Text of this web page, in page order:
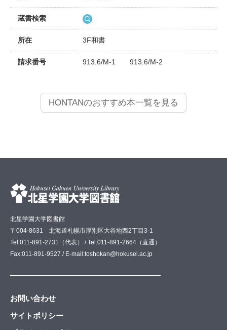
蔵書検索
所在 3F和書
請求番号 913.6/M-1 913.6/M-2
HONTANのおすすめ本一覧を見る
北星学園大学図書館
〒004-8631 北海道札幌市厚別区大谷地西2丁目3-1
Tel:011-891-2731（代表） / Tel:011-891-2664（直通）
Fax:011-891-9527 / E-mail:toshokan@hokusei.ac.jp
お問い合わせ
サイトポリシー